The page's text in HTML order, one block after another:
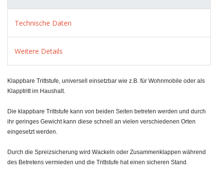
Technische Daten
Weitere Details
Klappbare Trittstufe, universell einsetzbar wie z.B. für Wohnmobile oder als
Klapptritt im Haushalt.
Die klappbare Trittstufe kann von beiden Seiten betreten werden und durch
ihr geringes Gewicht kann diese schnell an vielen verschiedenen Orten
eingesetzt werden.
Durch die Spreizsicherung wird Wackeln oder Zusammenklappen während
des Betretens vermieden und die Trittstufe hat einen sicheren Stand.